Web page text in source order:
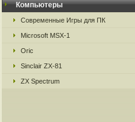
Компьютеры
Современные Игры для ПК
Microsoft MSX-1
Oric
Sinclair ZX-81
ZX Spectrum